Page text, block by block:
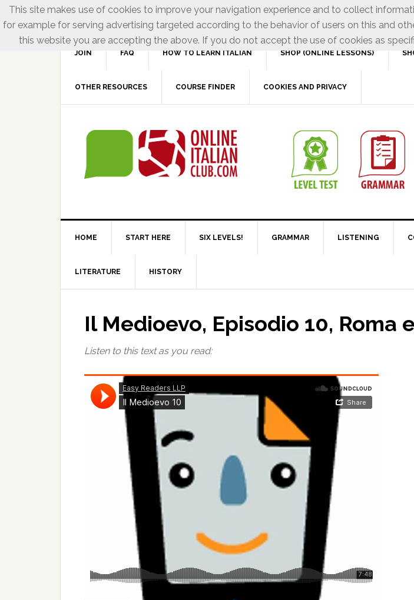
JOIN FAQ HOW TO LEARN ITALIAN SHOP (ONLINE LESSONS)
OTHER RESOURCES COURSE FINDER COOKIES AND PRIVACY
HOME START HERE SIX LEVELS! GRAMMAR LISTENING
LITERATURE HISTORY
Il Medioevo, Episodio 10, Roma
Listen to this text as you read:
This site makes use of cookies to improve your navigation experience and to collect
for example for serving advertising targeted according to the behavior of users on this and
this website you are accepting the above. If you do not accept the use of cookies as